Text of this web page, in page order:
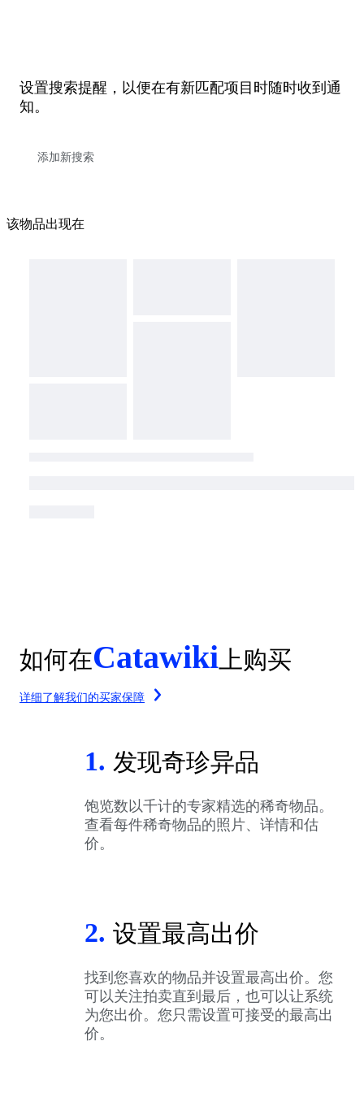
设置搜索提醒，以便在有新匹配项目时随时收到通
知。
该物品出现在
如何在Catawiki 上购买
详细了解我们的买家保障
1. 发现奇珍异品
饱览数以千计的专家精选的稀奇物品。
查看每件稀奇物品的照片、详情和估
价。
2. 设置最高出价
找到您喜欢的物品并设置最高出价。您
可以关注拍卖直到最后，也可以让系统
为您出价。您只需设置可接受的最高出
价。